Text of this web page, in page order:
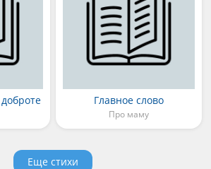
Главное слово
Про маму
Еще стихи